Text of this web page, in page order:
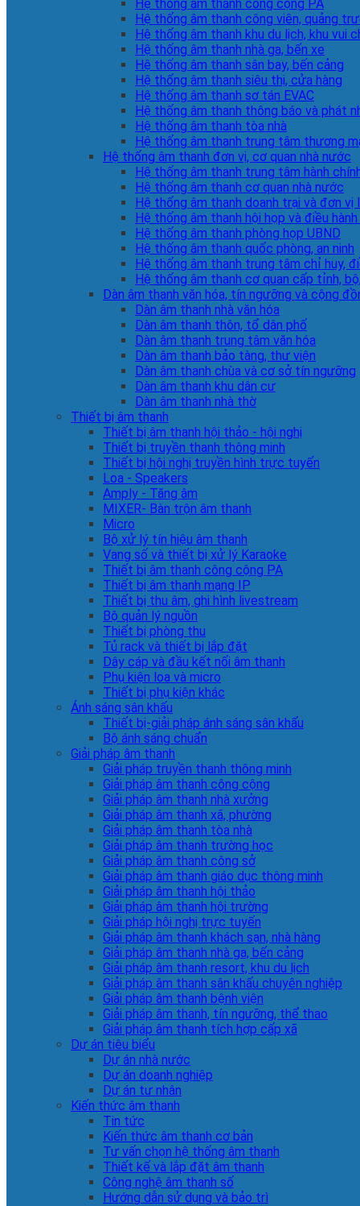
Hệ thống âm thanh công cộng PA
Hệ thống âm thanh công viên, quảng
Hệ thống âm thanh khu du lịch, khu vui
Hệ thống âm thanh nhà ga, bến xe
Hệ thống âm thanh sân bay, bến cảng
Hệ thống âm thanh siêu thị, cửa hàng
Hệ thống âm thanh sơ tán EVAC
Hệ thống âm thanh thông báo và phát
Hệ thống âm thanh tòa nhà
Hệ thống âm thanh trung tâm thương
Hệ thống âm thanh đơn vị, cơ quan nhà nước
Hệ thống âm thanh trung tâm hành
Hệ thống âm thanh cơ quan nhà nước
Hệ thống âm thanh doanh trại và đơn
Hệ thống âm thanh hội họp và điều
Hệ thống âm thanh phòng họp UBND
Hệ thống âm thanh quốc phòng, an ninh
Hệ thống âm thanh trung tâm chỉ huy,
Hệ thống âm thanh cơ quan cấp tỉnh,
Dàn âm thanh văn hóa, tín ngưỡng và cộng
Dàn âm thanh nhà văn hóa
Dàn âm thanh thôn, tổ dân phố
Dàn âm thanh trung tâm văn hóa
Dàn âm thanh bảo tàng, thư viện
Dàn âm thanh chùa và cơ sở tín ngưỡng
Dàn âm thanh khu dân cư
Dàn âm thanh nhà thờ
Thiết bị âm thanh
Thiết bị âm thanh hội thảo - hội nghị
Thiết bị truyền thanh thông minh
Thiết bị hội nghị truyền hình trực tuyến
Loa - Speakers
Amply - Tăng âm
MIXER- Bàn trộn âm thanh
Micro
Bộ xử lý tín hiệu âm thanh
Vang số và thiết bị xử lý Karaoke
Thiết bị âm thanh công cộng PA
Thiết bị âm thanh mạng IP
Thiết bị thu âm, ghi hình livestream
Bộ quản lý nguồn
Thiết bị phòng thu
Tủ rack và thiết bị lắp đặt
Dây cáp và đầu kết nối âm thanh
Phụ kiện loa và micro
Thiết bị phụ kiện khác
Ánh sáng sân khấu
Thiết bị-giải pháp ánh sáng sân khấu
Bộ ánh sáng chuẩn
Giải pháp âm thanh
Giải pháp truyền thanh thông minh
Giải pháp âm thanh công cộng
Giải pháp âm thanh nhà xưởng
Giải pháp âm thanh xã, phường
Giải pháp âm thanh tòa nhà
Giải pháp âm thanh trường học
Giải pháp âm thanh công sở
Giải pháp âm thanh giáo dục thông minh
Giải pháp âm thanh hội thảo
Giải pháp âm thanh hội trường
Giải pháp hội nghị trực tuyến
Giải pháp âm thanh khách sạn, nhà hàng
Giải pháp âm thanh nhà ga, bến cảng
Giải pháp âm thanh resort, khu du lịch
Giải pháp âm thanh sân khấu chuyên nghiệp
Giải pháp âm thanh bệnh viện
Giải pháp âm thanh, tín ngưỡng, thể thao
Giải pháp âm thanh tích hợp cấp xã
Dự án tiêu biểu
Dự án nhà nước
Dự án doanh nghiệp
Dự án tư nhân
Kiến thức âm thanh
Tin tức
Kiến thức âm thanh cơ bản
Tư vấn chọn hệ thống âm thanh
Thiết kế và lắp đặt âm thanh
Công nghệ âm thanh số
Hướng dẫn sử dụng và bảo trì